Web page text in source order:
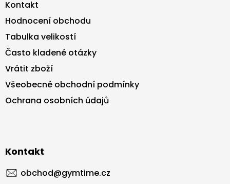
Kontakt
Hodnocení obchodu
Tabulka velikostí
Často kladené otázky
Vrátit zboží
Všeobecné obchodní podmínky
Ochrana osobních údajů
Kontakt
obchod@gymtime.cz